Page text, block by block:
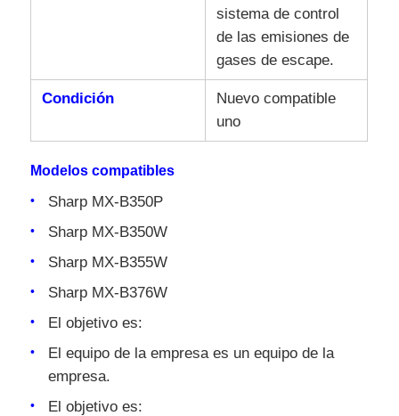
sistema de control
de las emisiones de
gases de escape.
Condición
Nuevo compatible
uno
Modelos compatibles
Sharp MX-B350P
Sharp MX-B350W
Sharp MX-B355W
Sharp MX-B376W
El objetivo es:
El equipo de la empresa es un equipo de la
empresa.
El objetivo es: